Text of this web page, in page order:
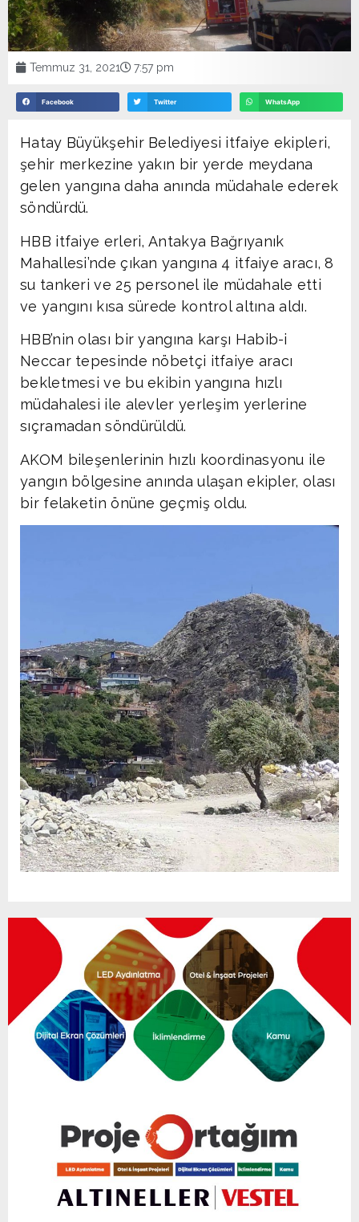
Temmuz 31, 2021 7:57 pm
Facebook Twitter WhatsApp
Hatay Büyükşehir Belediyesi itfaiye ekipleri,
şehir merkezine yakın bir yerde meydana
gelen yangına daha anında müdahale ederek
söndürdü.
HBB itfaiye erleri, Antakya Bağrıyanık
Mahallesi’nde çıkan yangına 4 itfaiye aracı, 8
su tankeri ve 25 personel ile müdahale etti
ve yangını kısa sürede kontrol altına aldı.
HBB’nin olası bir yangına karşı Habib-i
Neccar tepesinde nöbetçi itfaiye aracı
bekletmesi ve bu ekibin yangına hızlı
müdahalesi ile alevler yerleşim yerlerine
sıçramadan söndürüldü.
AKOM bileşenlerinin hızlı koordinasyonu ile
yangın bölgesine anında ulaşan ekipler, olası
bir felaketin önüne geçmiş oldu.